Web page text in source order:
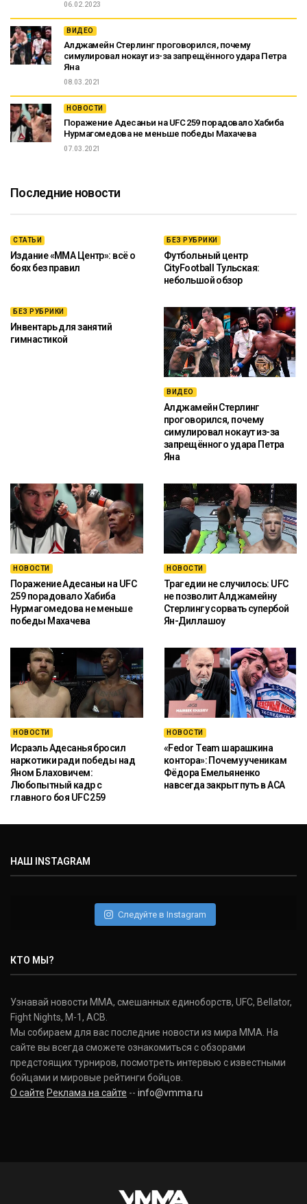
06.02.2023
ВИДЕО
Алджамейн Стерлинг проговорился, почему
симулировал нокаут из-за запрещённого удара Петра
Яна
08.03.2021
НОВОСТИ
Поражение Адесаньи на UFC 259 порадовало Хабиба
Нурмагомедова не меньше победы Махачева
07.03.2021
Последние новости
СТАТЬИ
Издание «ММА Центр»: всё о
боях без правил
БЕЗ РУБРИКИ
Футбольный центр
CityFootball Тульская:
небольшой обзор
БЕЗ РУБРИКИ
Инвентарь для занятий
гимнастикой
ВИДЕО
Алджамейн Стерлинг
проговорился, почему
симулировал нокаут из-за
запрещённого удара Петра
Яна
НОВОСТИ
Поражение Адесаньи на UFC
259 порадовало Хабиба
Нурмагомедова не меньше
победы Махачева
НОВОСТИ
Трагедии не случилось: UFC
не позволит Алджамейну
Стерлингу сорвать супербой
Ян-Диллашоу
НОВОСТИ
Исраэль Адесанья бросил
наркотики ради победы над
Яном Блаховичем:
Любопытный кадр с
главного боя UFC 259
НОВОСТИ
«Fedor Team шарашкина
контора»: Почему ученикам
Фёдора Емельяненко
навсегда закрыт путь в ACA
НАШ INSTAGRAM
Следуйте в Instagram
КТО МЫ?
Узнавай новости ММА, смешанных единоборств, UFC, Bellator,
Fight Nights, M-1, ACB.
Мы собираем для вас последние новости из мира ММА. На
сайте вы всегда сможете ознакомиться с обзорами
предстоящих турниров, посмотреть интервью с известными
бойцами и мировые рейтинги бойцов.
О сайте Реклама на сайте -- info@vmma.ru